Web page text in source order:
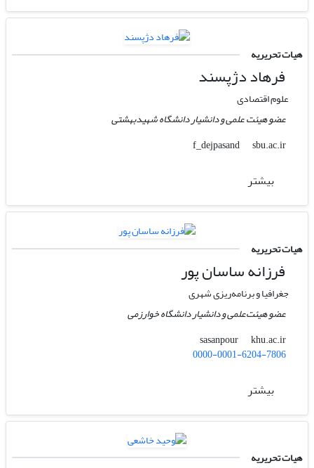
هیات تحریریه
فرهاد دژپسند
علوم اقتصادی
عضو هیئت علمی و دانشیار دانشگاه شهیدبهشتی
f_dejpasand
sbu.ac.ir
بیشتر
هیات تحریریه
فرزانه ساسان پور
جغرافیا و برنامه‌ریزی شهری
عضو هیئت‌علمی و دانشیار دانشگاه خوارزمی
sasanpour
khu.ac.ir
0000-0001-6204-7806
بیشتر
هیات تحریریه